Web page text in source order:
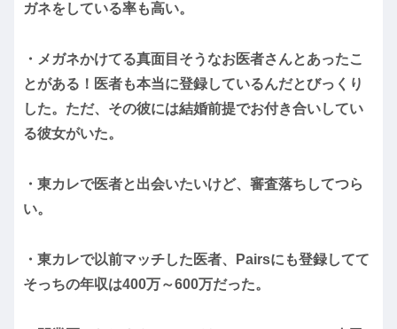
ガネをしている率も高い。
・メガネかけてる真面目そうなお医者さんとあったこ
とがある！医者も本当に登録しているんだとびっくり
した。ただ、その彼には結婚前提でお付き合いしてい
る彼女がいた。
・東カレで医者と出会いたいけど、審査落ちしてつら
い。
・東カレで以前マッチした医者、Pairsにも登録してて
そっちの年収は400万～600万だった。